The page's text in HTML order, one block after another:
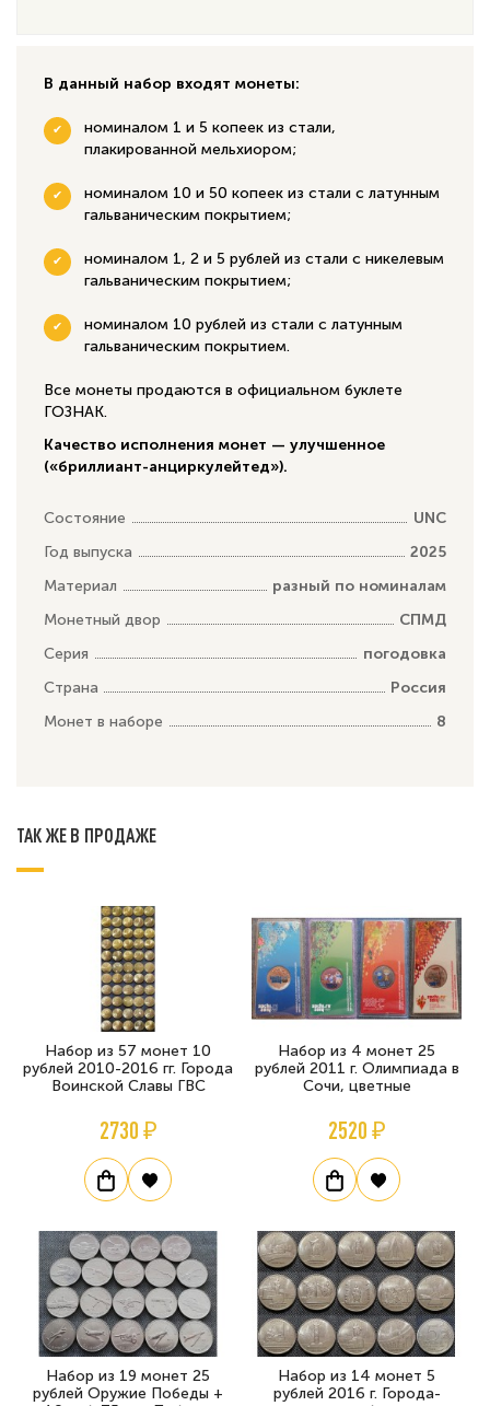
В данный набор входят монеты:
номиналом 1 и 5 копеек из стали,
плакированной мельхиором;
номиналом 10 и 50 копеек из стали с латунным
гальваническим покрытием;
номиналом 1, 2 и 5 рублей из стали с никелевым
гальваническим покрытием;
номиналом 10 рублей из стали с латунным
гальваническим покрытием.
Все монеты продаются в официальном буклете
ГОЗНАК.
Качество исполнения монет — улучшенное
(«бриллиант-анциркулейтед»).
Состояние
UNC
Год выпуска
2025
Материал
разный по номиналам
Монетный двор
СПМД
Серия
погодовка
Страна
Россия
Монет в наборе
8
ТАК ЖЕ В ПРОДАЖЕ
Набор из 57 монет 10
рублей 2010-2016 гг. Города
Воинской Славы ГВС
2730 ₽
Набор из 4 монет 25
рублей 2011 г. Олимпиада в
Сочи, цветные
2520 ₽
Набор из 19 монет 25
рублей Оружие Победы +
Набор из 14 монет 5
рублей 2016 г. Города-